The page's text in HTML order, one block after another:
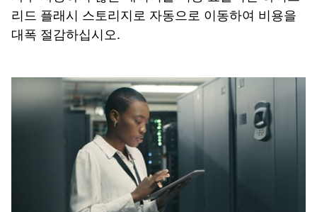
리드 플래시 스토리지로 자동으로 이동하여 비용을
대폭 절감하십시오.